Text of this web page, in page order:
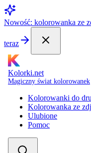
Nowość: kolorowanka ze
teraz
Kolorki.net
Magiczny świat kolorowanek
Kolorowanki do
Kolorowanka ze
Ulubione
Pomoc